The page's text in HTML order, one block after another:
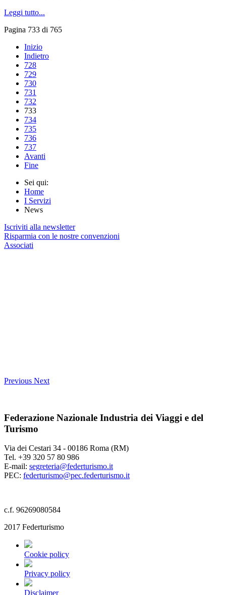
Leggi tutto...
Pagina 733 di 765
Inizio
Indietro
728
729
730
731
732
733
734
735
736
737
Avanti
Fine
Sei qui:
Home
I Servizi
News
Iscriviti alla newsletter
Risparmia con le nostre convenzioni
Associati
Previous Next
Federazione Nazionale Industria dei Viaggi e del
Turismo
Via dei Cestari 34 - 00186 Roma (RM)
Tel. +39 320 57 80 986
E-mail: segreteria@federturismo.it
PEC: federturismo@pec.federturismo.it
c.f. 96269080584
2017 Federturismo
Cookie policy
Privacy policy
Disclaimer